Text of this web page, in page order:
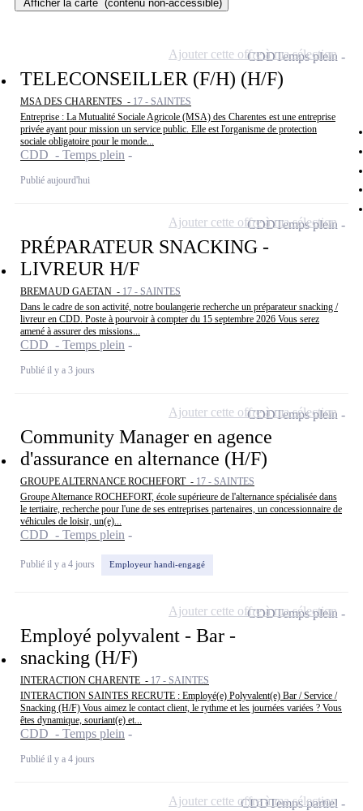
Afficher la carte (contenu non-accessible)
TELECONSEILLER (F/H) (H/F)
MSA DES CHARENTES - 17 - SAINTES
Entreprise : La Mutualité Sociale Agricole (MSA) des Charentes est une entreprise
privée ayant pour mission un service public. Elle est l'organisme de protection
sociale obligatoire pour le monde...
CDD - Temps plein
Publié aujourd'hui
CDDTemps plein
Ajouter cette offre à ma sélection
PRÉPARATEUR SNACKING -
LIVREUR H/F
BREMAUD GAETAN - 17 - SAINTES
Dans le cadre de son activité, notre boulangerie recherche un préparateur snacking /
livreur en CDD. Poste à pourvoir à compter du 15 septembre 2026 Vous serez
amené à assurer des missions...
CDD - Temps plein
Publié il y a 3 jours
CDDTemps plein
Ajouter cette offre à ma sélection
Community Manager en agence
d'assurance en alternance (H/F)
GROUPE ALTERNANCE ROCHEFORT - 17 - SAINTES
Groupe Alternance ROCHEFORT, école supérieure de l'alternance spécialisée dans
le tertiaire, recherche pour l'une de ses entreprises partenaires, un concessionnaire de
véhicules de loisir, un(e)...
CDD - Temps plein
Publié il y a 4 jours Employeur handi-engagé
CDDTemps plein
Ajouter cette offre à ma sélection
Employé polyvalent - Bar -
snacking (H/F)
INTERACTION CHARENTE - 17 - SAINTES
INTERACTION SAINTES RECRUTE : Employé(e) Polyvalent(e) Bar / Service /
Snacking (H/F) Vous aimez le contact client, le rythme et les journées variées ? Vous
êtes dynamique, souriant(e) et...
CDD - Temps plein
Publié il y a 4 jours
CDDTemps plein
Ajouter cette offre à ma sélection
CDDTemps partiel
Ajouter cette offre à ma sélection